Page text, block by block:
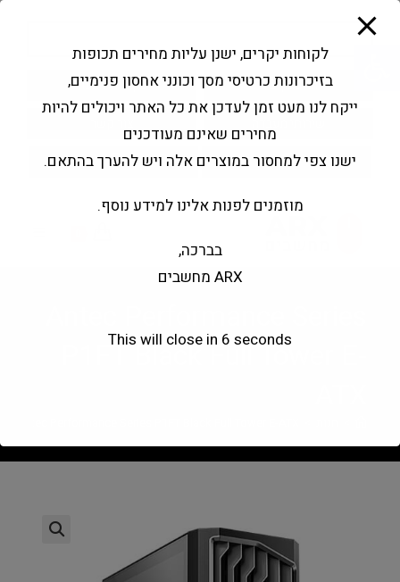
פתח סרגל נגישות
Products
search
החשבון שלי בקשה להצעה
P1FT Black Full Tower E-
לקוחות יקרים, ישנן עליות מחירים תכופות
בזיכרונות כרטיסי מסך וכונני אחסון פנימיים,
ייקח לנו מעט זמן לעדכן את כל האתר ויכולים להיות
מחירים שאינם מעודכנים
ישנו צפי למחסור במוצרים אלה ויש להערך בהתאם.
מוזמנים לפנות אלינו למידע נוסף.
בברכה,
ARX מחשבים
This will close in 5 seconds